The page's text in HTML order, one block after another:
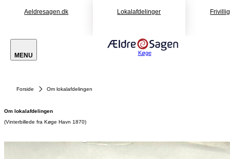
Aeldresagen.dk Lokalafdelinger
MENU Køge
Forside Om lokalafdelingen
Om lokalafdelingen
(Vinterbillede fra Køge Havn 1870)